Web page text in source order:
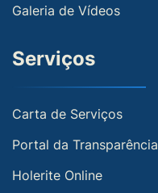
Galeria de Vídeos
Serviços
Carta de Serviços
Portal da Transparência
Holerite Online